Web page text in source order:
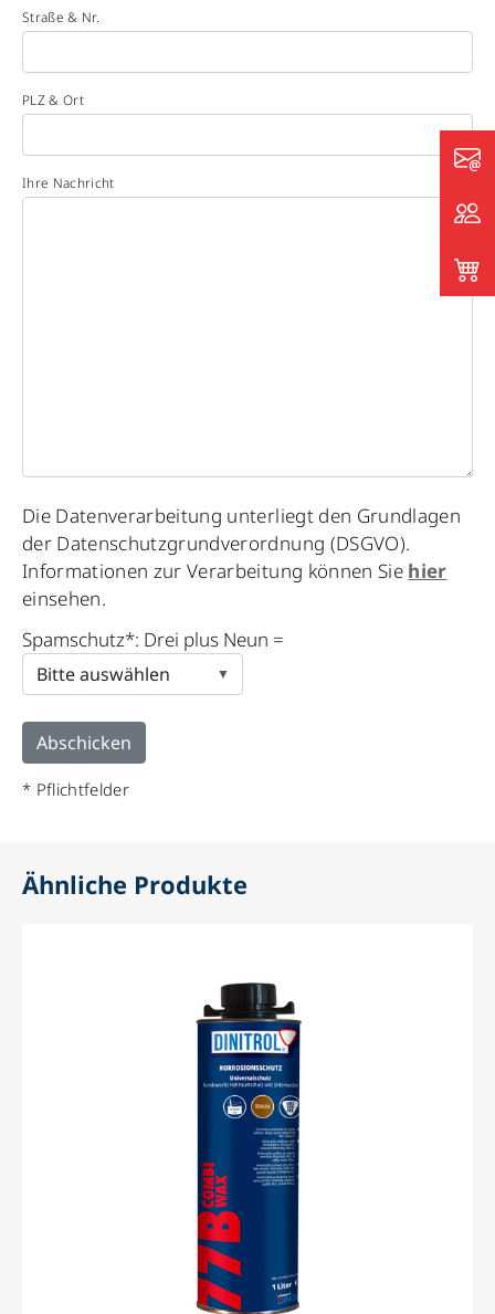
Straße & Nr.
PLZ & Ort
Ihre Nachricht
Please
leave
this
field
empty.
Die Datenverarbeitung unterliegt den Grundlagen
der Datenschutzgrundverordnung (DSGVO).
Informationen zur Verarbeitung können Sie hier
einsehen.
Spamschutz*: Drei plus Neun =
* Pflichtfelder
Ähnliche Produkte